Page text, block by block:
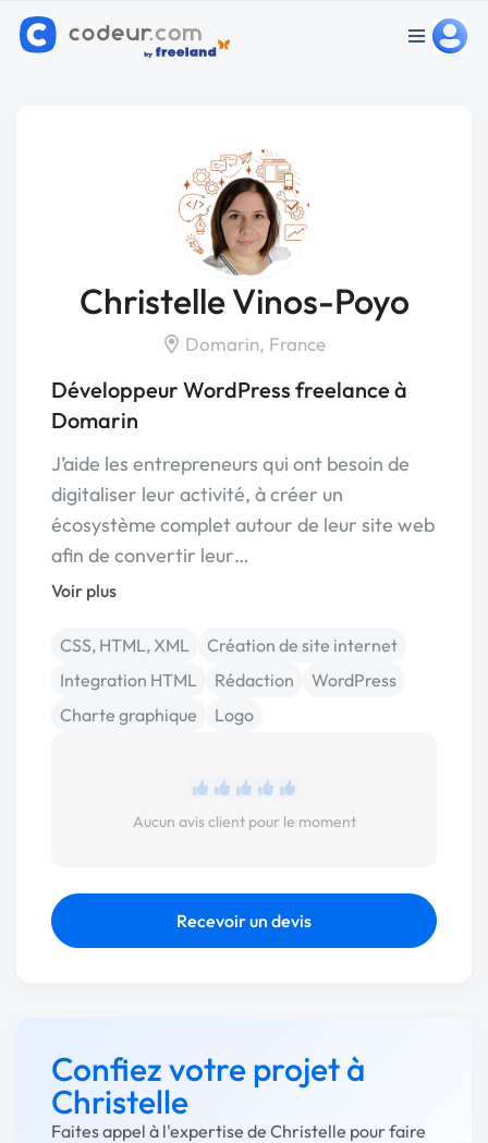
Christelle Vinos-Poyo
Domarin, France
Développeur WordPress freelance à
Domarin
J’aide les entrepreneurs qui ont besoin de
digitaliser leur activité, à créer un
écosystème complet autour de leur site web
afin de convertir leur…
Voir plus
CSS, HTML, XML
Création de site internet
Integration HTML
Rédaction
WordPress
Charte graphique
Logo
Aucun avis client pour le moment
Recevoir un devis
Confiez votre projet à
Christelle
Faites appel à l'expertise de Christelle pour faire